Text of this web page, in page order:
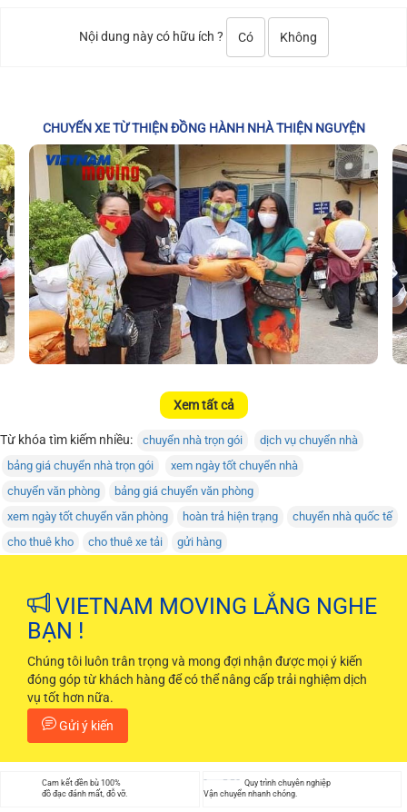
Nội dung này có hữu ích ? Có Không
CHUYẾN XE TỪ THIỆN ĐỒNG HÀNH NHÀ THIỆN NGUYỆN
Xem tất cả
Từ khóa tìm kiếm nhiều: chuyển nhà trọn gói
dịch vụ chuyển nhà
bảng giá chuyển nhà trọn gói
xem ngày tốt chuyển nhà
chuyển văn phòng
bảng giá chuyển văn phòng
xem ngày tốt chuyển văn phòng
hoàn trả hiện trạng
chuyển nhà quốc tế
cho thuê kho
cho thuê xe tải gửi hàng
VIETNAM MOVING LẮNG NGHE
BẠN !
Chúng tôi luôn trân trọng và mong đợi nhận được mọi ý kiến
đóng góp từ khách hàng để có thể nâng cấp trải nghiệm dịch
vụ tốt hơn nữa.
Gửi ý kiến
Cam kết đền bù 100%
đồ đạc đánh mất, đỗ vỡ.
Quy trình chuyên nghiệp
Vận chuyển nhanh chóng.